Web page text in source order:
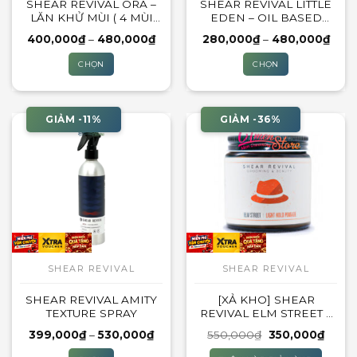
SHEAR REVIVAL ORA –
LĂN KHỬ MÙI ( 4 MÙI
400,000₫ – 480,000₫Khoảng
giá:
480,000₫
CHỌN
này
có
nhiều
biến
thể.
Các
tùy
chọn
có
thể
chọn
trên
trang
sản
SHEAR REVIVAL LITTLE
EDEN – OIL BASED
280,000₫ – 480,000₫
giá:
CHỌN
này
có
nhiều
biến
thể.
Các
tùy
chọn
có
thể
chọn
trên
trang
sản
GIẢM -11%
SHEAR REVIVAL
SHEAR REVIVAL AMITY
TEXTURE SPRAY
399,000₫ – 530,000₫Khoảng
giá:
GIẢM -36%
SHEAR REVIVAL
[XẢ KHO] SHEAR
REVIVAL ELM STREET –
550,000₫ Giá
350,000₫Giá
hiện